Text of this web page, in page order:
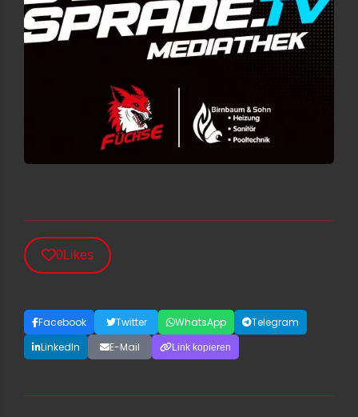
0Likes
Facebook Twitter WhatsApp
Telegram
LinkedIn
E-Mail Link kopieren